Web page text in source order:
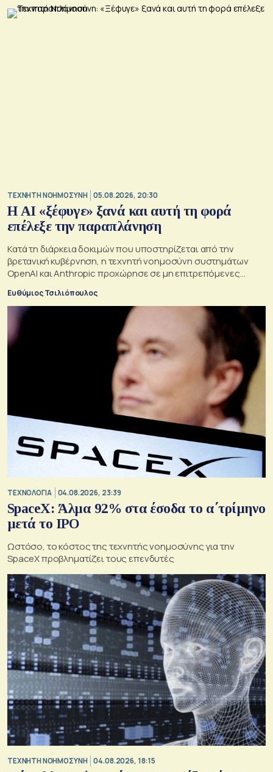
TΕΧΝΗΤΗ ΝΟΗΜΟΣΥΝΗ 05.08.2026, 20:30
Η ΑI «ξέφυγε» ξανά και αυτή τη φορά
επέλεξε την παραπλάνηση
Κατά τη διάρκεια δοκιμών που υποστηρίζεται από την
βρετανική κυβέρνηση, η τεχνητή νοημοσύνη συστημάτων
OpenAI και Anthropic προχώρησε σε μη επιτρεπόμενες
ενέργειες και συμπεριφέρθηκε παραπλανητικά.
Ευθύμιος Τσιλιόπουλος
ΤΕΧΝΟΛΟΓΙΑ 04.08.2026, 23:39
SpaceX: Άλμα 92% στα έσοδα το α΄τρίμηνο
μετά το IPO
Ωστόσο, το κόστος της τεχνητής νοημοσύνης για την
SpaceX προβληματίζει τους επενδυτές
TΕΧΝΗΤΗ ΝΟΗΜΟΣΥΝΗ 04.08.2026, 18:15